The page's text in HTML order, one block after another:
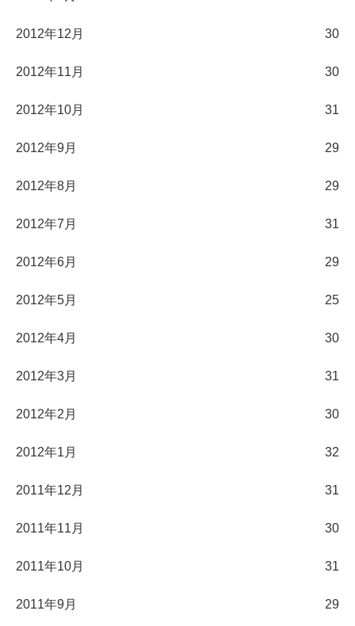
2012年12月 30
2012年11月 30
2012年10月 31
2012年9月 29
2012年8月 29
2012年7月 31
2012年6月 29
2012年5月 25
2012年4月 30
2012年3月 31
2012年2月 30
2012年1月 32
2011年12月 31
2011年11月 30
2011年10月 31
2011年9月 29